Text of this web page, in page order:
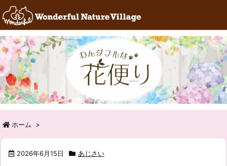
RSS Feedly
ホーム >
2026年6月15日 あじさい